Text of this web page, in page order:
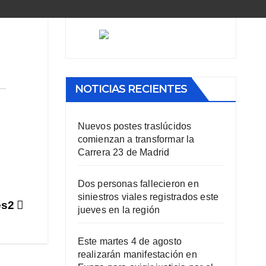
NOTICIAS RECIENTES
Nuevos postes traslúcidos
comienzan a transformar la
Carrera 23 de Madrid
Dos personas fallecieron en
siniestros viales registrados este
jueves en la región
Este martes 4 de agosto
realizarán manifestación en